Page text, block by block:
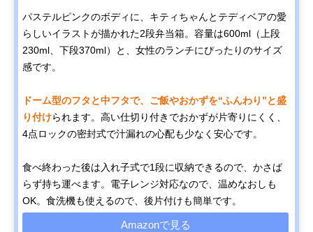
パステルピンクのボディに、キティちゃんとテディベアの愛
らしいイラストが描かれた2段弁当箱。容量は600ml（上段
230ml、下段370ml）と、女性のランチにぴったりのサイズ
感です。
ドーム型のフタと中フタで、ご飯やおかずを“ふんわり”と盛
り付けられます。高い仕切り付きでおかずが片寄りにくく、
4点ロックの密封式で汁漏れの心配も少なく安心です。
食べ終わった後は入れ子式で1段に収納できるので、かさば
らず持ち運べます。電子レンジ対応なので、温めなおしも
OK。食洗機も使えるので、後片付けも簡単です。
Amazonで見る